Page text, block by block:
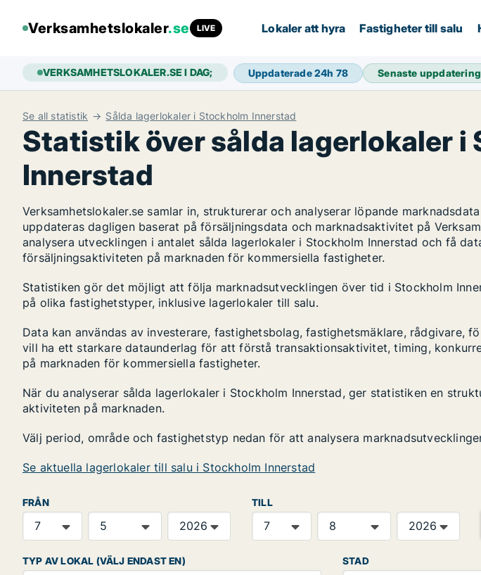
Verksamhetslokaler.se LIVE Lokaler att hyra Fastigheter till salu
VERKSAMHETSLOKALER.SE I DAG; Uppdaterade 24h 78 Senaste
Se all statistik Sålda lagerlokaler i Stockholm Innerstad
Statistik över sålda lagerlokaler i
Innerstad
Verksamhetslokaler.se samlar in, strukturerar och analyserar löpande
uppdateras dagligen baserat på försäljningsdata och marknadsaktivitet på
analysera utvecklingen i antalet sålda lagerlokaler i Stockholm Innerstad och få
försäljningsaktiviteten på marknaden för kommersiella fastigheter.
Statistiken gör det möjligt att följa marknadsutvecklingen över tid i Stockholm
på olika fastighetstyper, inklusive lagerlokaler till salu.
Data kan användas av investerare, fastighetsbolag, fastighetsmäklare, rådgivare,
vill ha ett starkare dataunderlag för att förstå transaktionsaktivitet, timing,
på marknaden för kommersiella fastigheter.
När du analyserar sålda lagerlokaler i Stockholm Innerstad, ger statistiken en
aktiviteten på marknaden.
Välj period, område och fastighetstyp nedan för att analysera
Se aktuella lagerlokaler till salu i Stockholm Innerstad
FRÅN TILL
TYP AV LOKAL (VÄLJ ENDAST EN) STAD